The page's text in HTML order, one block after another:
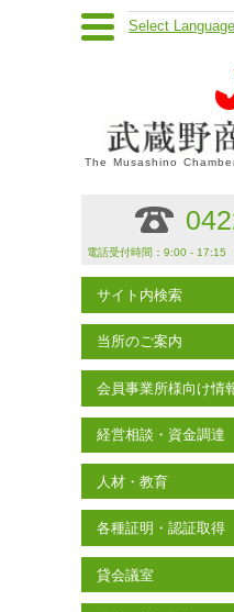
Select Language
The Musashino
電話受付時間：9:00 - 17:15
サイト内検索
当所のご案内
会員事業所様向け情
経営相談・資金調達
人材・教育
各種証明・認証取得
貸会議室